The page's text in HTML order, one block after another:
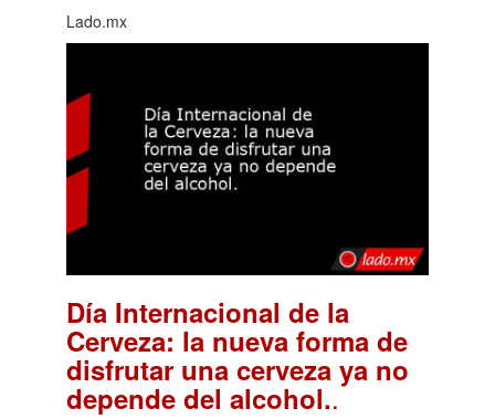
Lado.mx
Día Internacional de la
Cerveza: la nueva forma de
disfrutar una cerveza ya no
depende del alcohol..